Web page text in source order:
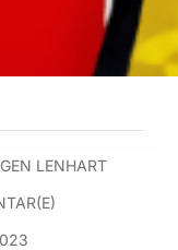
LENHART